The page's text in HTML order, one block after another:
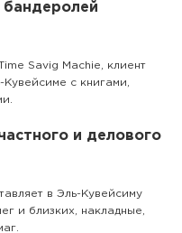
бандеролей
Savig Machie, клиент
с книгами,
и делового
в Эль-Кувейсиму
и близких, накладные,